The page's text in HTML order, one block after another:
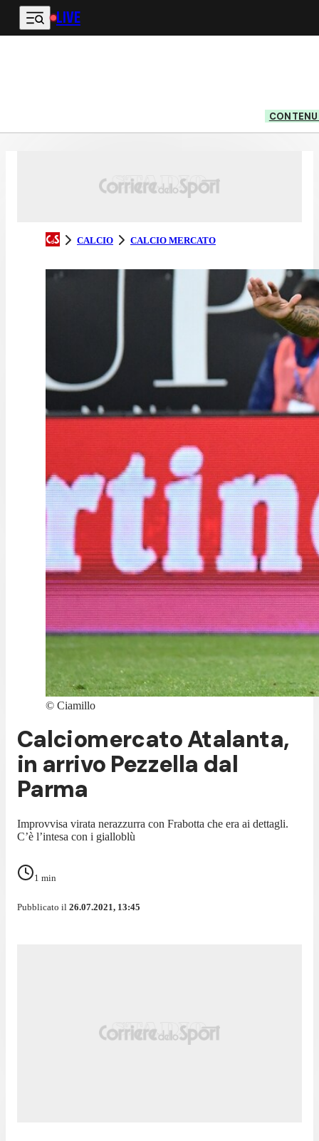
Vai al contenuto principale
LIVE
CALCIO CALCIO MERCATO
© Ciamillo
Calciomercato Atalanta,
in arrivo Pezzella dal
Parma
Improvvisa virata nerazzurra con Frabotta che era ai dettagli.
C’è l’intesa con i gialloblù
1 min
Pubblicato il 26.07.2021, 13:45